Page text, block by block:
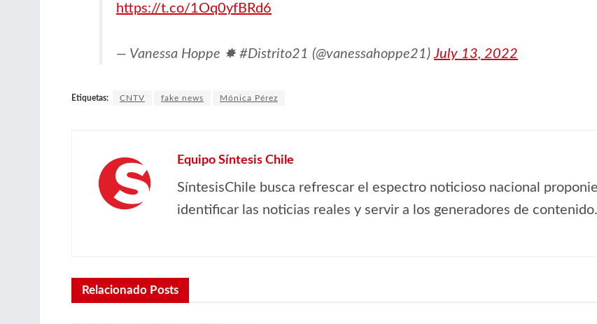
https://t.co/1Oq0yfBRd6
— Vanessa Hoppe ✸ #Distrito21 (@vanessahoppe21) July 13, 2022
Etiquetas: CNTV fake news Mónica Pérez
Equipo Síntesis Chile
SíntesisChile busca refrescar el espectro noticioso nacional
identificar las noticias reales y servir a los generadores de contenido.
Relacionado Posts